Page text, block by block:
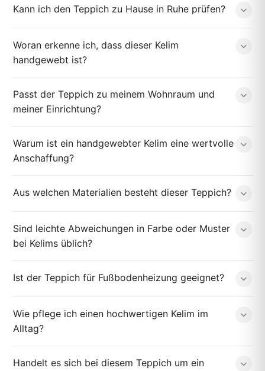
Kann ich den Teppich zu Hause in Ruhe prüfen?
Woran erkenne ich, dass dieser Kelim
handgewebt ist?
Passt der Teppich zu meinem Wohnraum und
meiner Einrichtung?
Warum ist ein handgewebter Kelim eine wertvolle
Anschaffung?
Aus welchen Materialien besteht dieser Teppich?
Sind leichte Abweichungen in Farbe oder Muster
bei Kelims üblich?
Ist der Teppich für Fußbodenheizung geeignet?
Wie pflege ich einen hochwertigen Kelim im
Alltag?
Handelt es sich bei diesem Teppich um ein